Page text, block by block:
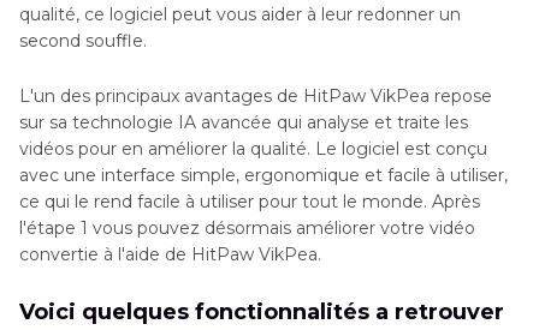
qualité, ce logiciel peut vous aider à leur redonner un
second souffle.
L'un des principaux avantages de HitPaw VikPea repose
sur sa technologie IA avancée qui analyse et traite les
vidéos pour en améliorer la qualité. Le logiciel est conçu
avec une interface simple, ergonomique et facile à utiliser,
ce qui le rend facile à utiliser pour tout le monde. Après
l'étape 1 vous pouvez désormais améliorer votre vidéo
convertie à l'aide de HitPaw VikPea.
Voici quelques fonctionnalités a retrouver